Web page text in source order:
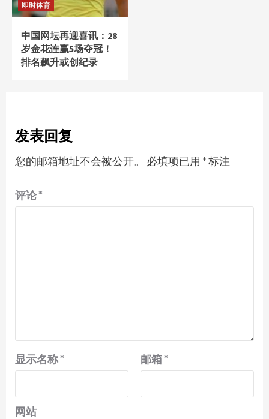
即时体育
中国网坛再迎喜讯：28
岁金花连赢5场夺冠！
排名飙升或创纪录
发表回复
您的邮箱地址不会被公开。 必填项已用 *标注
评论*
显示名称* 邮箱*
网站